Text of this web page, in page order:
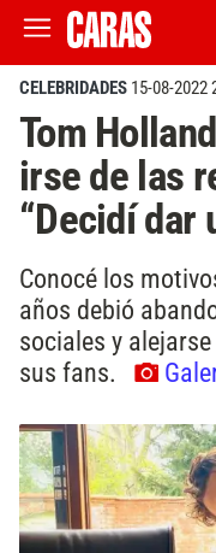
CELEBRIDADES 15-08-2022
Tom
irse de las
“Decidí dar
Conocé los
años debió
sociales y
sus fans.